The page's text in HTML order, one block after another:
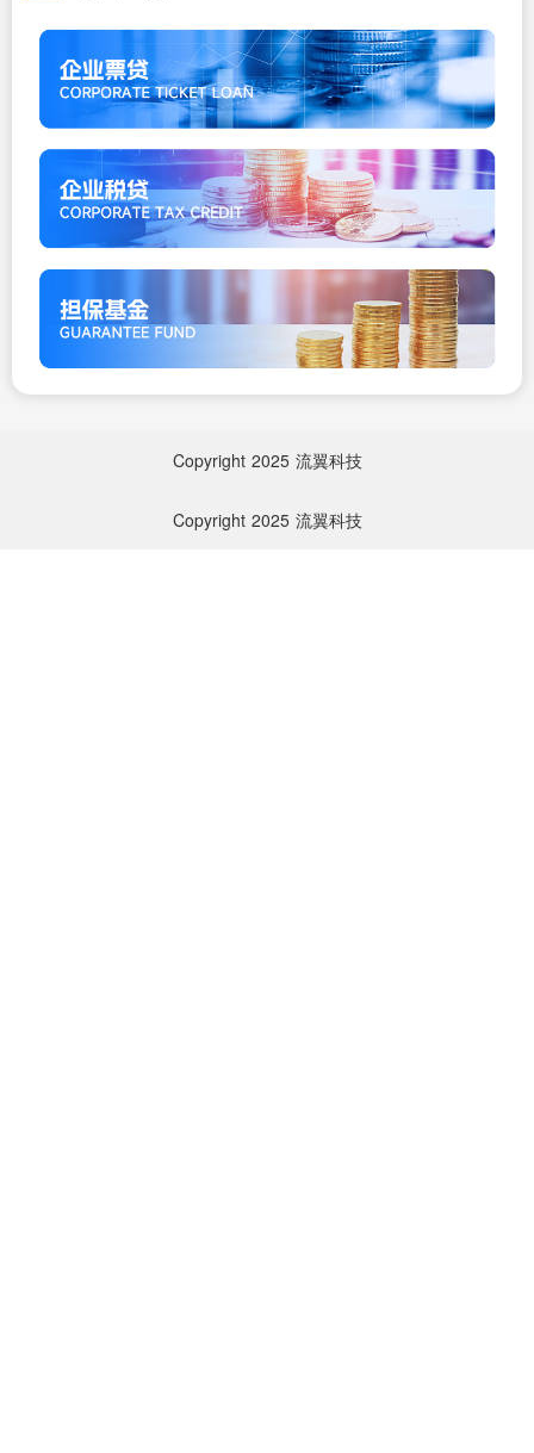
Copyright 2025 流翼科技
Copyright 2025 流翼科技